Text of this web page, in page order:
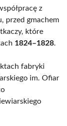
z
przed gmachem
które
1824–1828.
fabryki
im. Ofiar